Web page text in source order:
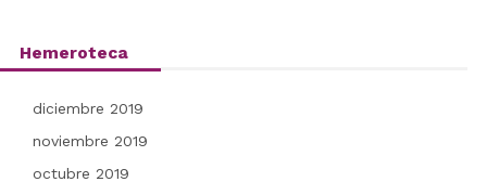
Hemeroteca
diciembre 2019
noviembre 2019
octubre 2019